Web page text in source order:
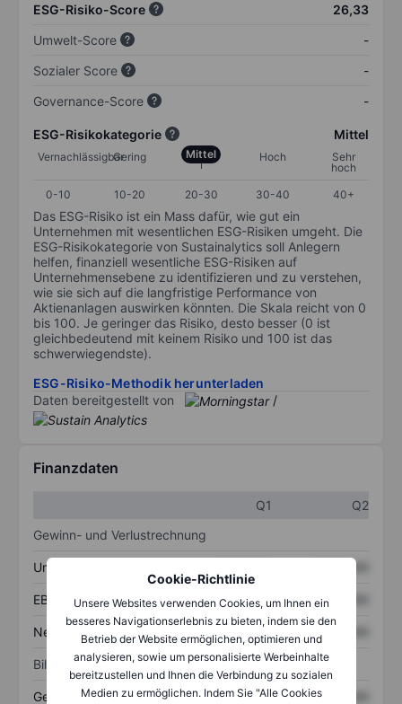
Cookie-Richtlinie
Unsere Websites verwenden Cookies, um Ihnen ein
besseres Navigationserlebnis zu bieten, indem sie den
Betrieb der Website ermöglichen, optimieren und
analysieren, sowie um personalisierte Werbeinhalte
bereitzustellen und Ihnen die Verbindung zu sozialen
Medien zu ermöglichen. Indem Sie "Alle Cookies
ESG-Risiko-Score
26,33
Umwelt-Score
-
Sozialer Score
-
Governance-Score
-
ESG-Risikokategorie Mittel
VernachlässigbarGering Mittel Hoch
Sehr
hoch
0-10
10-20 20-30 30-40 40+
Das ESG-Risiko ist ein Mass dafür, wie gut ein
Unternehmen mit wesentlichen ESG-Risiken umgeht. Die
ESG-Risikokategorie von Sustainalytics soll Anlegern
helfen, finanziell wesentliche ESG-Risiken auf
Unternehmensebene zu identifizieren und zu verstehen,
wie sie sich auf die langfristige Performance von
Aktienanlagen auswirken könnten. Die Skala reicht von 0
bis 100. Je geringer das Risiko, desto besser (0 ist
gleichbedeutend mit keinem Risiko und 100 ist das
schwerwiegendste).
ESG-Risiko-Methodik herunterladen
Daten bereitgestellt von
/
Finanzdaten
Q1
Q2
Gewinn- und Verlustrechnung
Umsatz XXXXXXX
EBITDA XXXXXXX XXXXXXX
Nettoeinkommen XXXXXXX XXXXXXX
Bilanz
Gesamtvermögen XXXXXXX XXXXXXX